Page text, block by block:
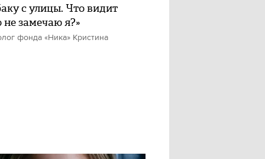
с улицы. Что видит
не замечаю я?»
фонда «Ника» Кристина